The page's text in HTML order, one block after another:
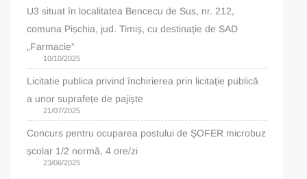
U3 situat în localitatea Bencecu de Sus, nr. 212,
comuna Pișchia, jud. Timiș, cu destinație de SAD
„Farmacie”
10/10/2025
Licitatie publica privind închirierea prin licitație publică
a unor suprafețe de pajiște
21/07/2025
Concurs pentru ocuparea postului de ȘOFER microbuz
școlar 1/2 normă, 4 ore/zi
23/06/2025